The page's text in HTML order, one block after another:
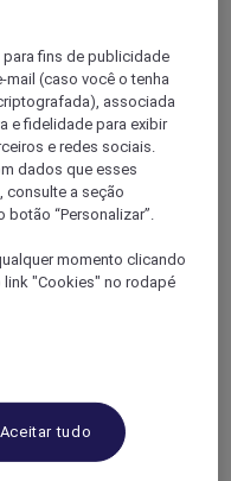
fins de publicidade
(caso você o tenha
associada
e fidelidade para exibir
e redes sociais.
dados que esses
consulte a seção
“Personalizar”.
momento clicando
link "Cookies" no rodapé
Aceitar tudo